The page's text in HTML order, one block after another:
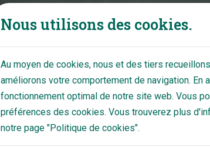
Nous utilisons des cookies.
Au moyen de cookies, nous et des tiers
améliorons votre comportement de navigation.
fonctionnement optimal de notre site web. Vous
préférences des cookies. Vous trouverez plus
notre page "Politique de cookies".